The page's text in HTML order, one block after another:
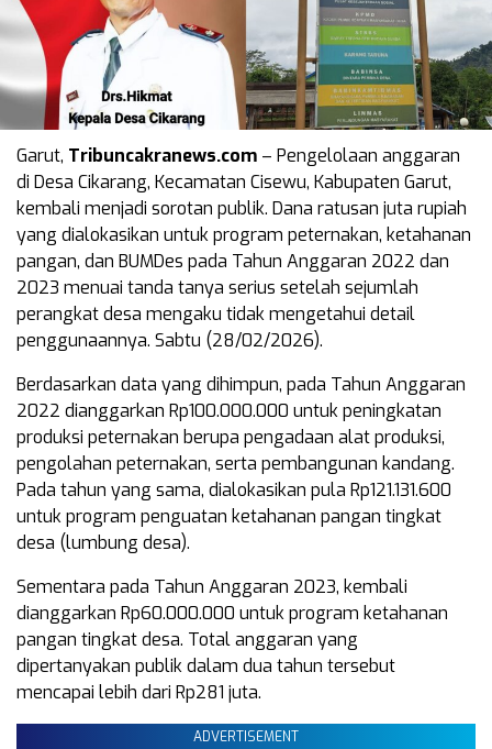
Garut, Tribuncakranews.com – Pengelolaan anggaran
di Desa Cikarang, Kecamatan Cisewu, Kabupaten Garut,
kembali menjadi sorotan publik. Dana ratusan juta rupiah
yang dialokasikan untuk program peternakan, ketahanan
pangan, dan BUMDes pada Tahun Anggaran 2022 dan
2023 menuai tanda tanya serius setelah sejumlah
perangkat desa mengaku tidak mengetahui detail
penggunaannya. Sabtu (28/02/2026).
Berdasarkan data yang dihimpun, pada Tahun Anggaran
2022 dianggarkan Rp100.000.000 untuk peningkatan
produksi peternakan berupa pengadaan alat produksi,
pengolahan peternakan, serta pembangunan kandang.
Pada tahun yang sama, dialokasikan pula Rp121.131.600
untuk program penguatan ketahanan pangan tingkat
desa (lumbung desa).
Sementara pada Tahun Anggaran 2023, kembali
dianggarkan Rp60.000.000 untuk program ketahanan
pangan tingkat desa. Total anggaran yang
dipertanyakan publik dalam dua tahun tersebut
mencapai lebih dari Rp281 juta.
ADVERTISEMENT